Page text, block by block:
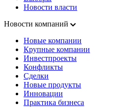
Новости власти
Новости компаний
Новые компании
Крупные компании
Инвестпроекты
Конфликты
Сделки
Новые продукты
Инновации
Практика бизнеса